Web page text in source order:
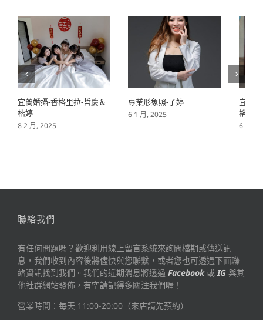
宜蘭婚攝-香格里拉-哲慶＆
楷婷
8 2 月, 2025
專業形象照-子婷
6 1 月, 2025
宜蘭
裕&幸
6 1 月,
聯絡我們
有任何問題嗎？歡迎利用線上留言系統來詢問檔期或傳送訊
息，我們收到內容後將儘快與您聯繫，或者您也可透過下面聯
絡資訊找到我們。我們的近期消息將透過 Facebook或IG 與其
他社群網站發佈，有空請記得多關注我們喔！
營業時間：每天 11:00-20:00（來店請先預約）